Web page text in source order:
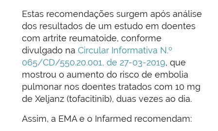
Estas recomendações surgem após análise
dos resultados de um estudo em doentes
com artrite reumatoide, conforme
divulgado na Circular Informativa N.º
065/CD/550.20.001, de 27-03-2019, que
mostrou o aumento do risco de embolia
pulmonar nos doentes tratados com 10 mg
de Xeljanz (tofacitinib), duas vezes ao dia.
Assim, a EMA e o Infarmed recomendam: